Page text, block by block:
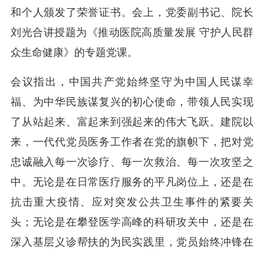
和个人颁发了荣誉证书。会上，党委副书记、院长
刘光合讲授题为《推动医院高质量发展 守护人民群
众生命健康》的专题党课。
会议指出，中国共产党始终坚守为中国人民谋幸
福、为中华民族谋复兴的初心使命，带领人民实现
了从站起来、富起来到强起来的伟大飞跃。建院以
来，一代代党员医务工作者在党的旗帜下，把对党
忠诚融入每一次诊疗、每一次救治、每一次攻坚之
中。无论是在日常医疗服务的平凡岗位上，还是在
抗击重大疫情、应对突发公共卫生事件的紧要关
头；无论是在攀登医学高峰的科研攻关中，还是在
深入基层义诊帮扶的为民实践里，党员始终冲锋在